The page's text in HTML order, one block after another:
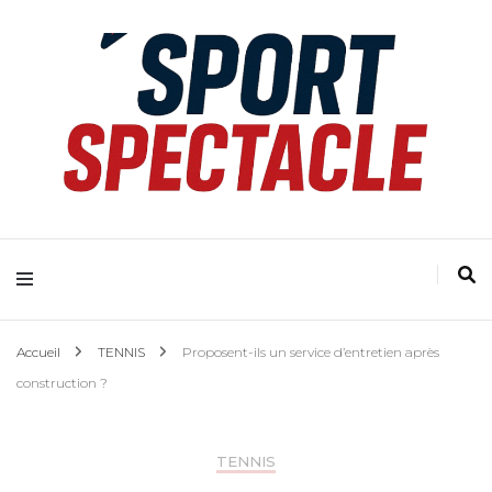
Accueil TENNIS
Proposent-ils un service d’entretien après
construction ?
TENNIS